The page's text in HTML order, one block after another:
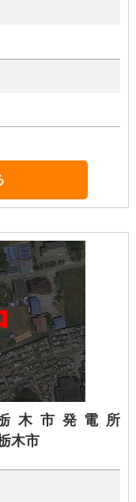
木市発電所
木市